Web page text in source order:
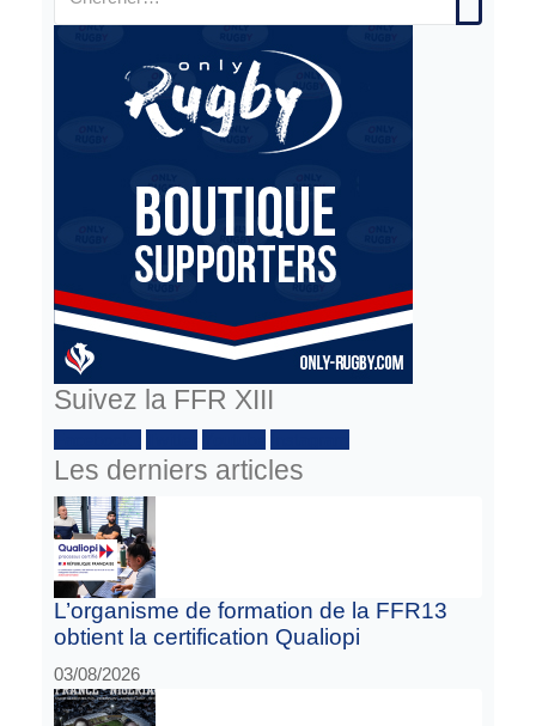
Suivez la FFR XIII
Les derniers articles
L’organisme de formation de la FFR13
obtient la certification Qualiopi
03/08/2026